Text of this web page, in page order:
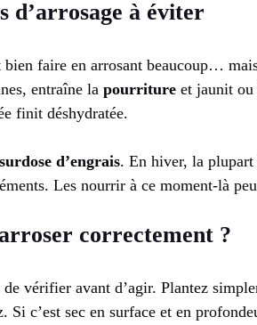
d’arrosage à éviter
faire en arrosant beaucoup…
entraîne la pourriture et jaunit
finit déshydratée.
surdose d’engrais. En hiver, la plupart
Les nourrir à ce moment-là
correctement ?
de vérifier avant d’agir. Plantez
Si c’est sec en surface et en